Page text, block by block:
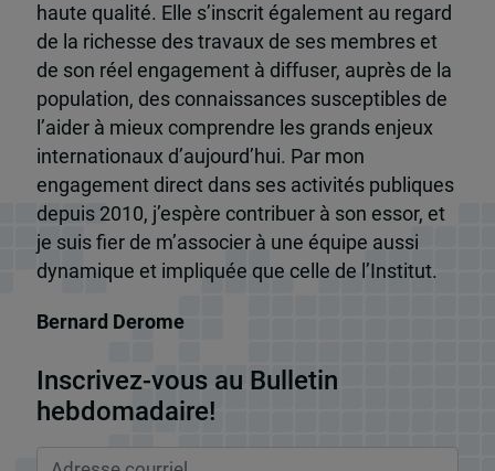
haute qualité. Elle s’inscrit également au regard
de la richesse des travaux de ses membres et
de son réel engagement à diffuser, auprès de la
population, des connaissances susceptibles de
l’aider à mieux comprendre les grands enjeux
internationaux d’aujourd’hui. Par mon
engagement direct dans ses activités publiques
depuis 2010, j’espère contribuer à son essor, et
je suis fier de m’associer à une équipe aussi
dynamique et impliquée que celle de l’Institut.
Bernard Derome
Inscrivez-vous au Bulletin
hebdomadaire!